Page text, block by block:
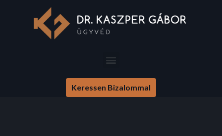
Keressen Bizalommal